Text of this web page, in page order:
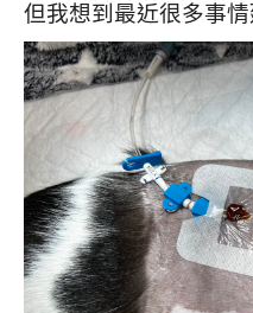
但我想到最近很多事